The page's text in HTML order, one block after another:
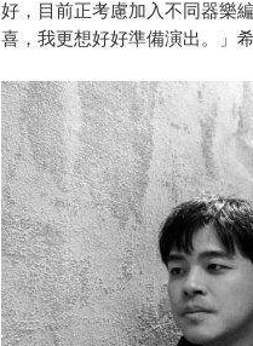
好，目前正考慮加入不同器樂
喜，我更想好好準備演出。」